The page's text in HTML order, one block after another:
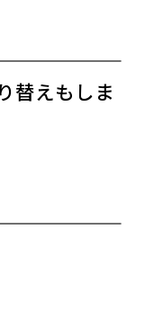
替えもしま